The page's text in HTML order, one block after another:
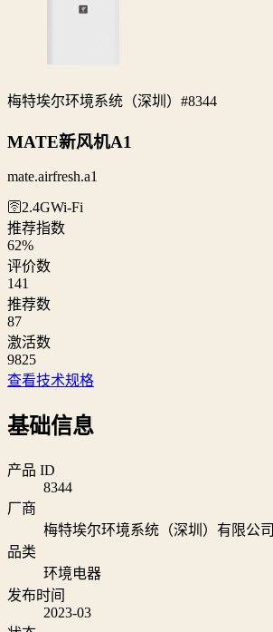
梅特埃尔环境系统（深圳） #8344
MATE新风机A1
mate.airfresh.a1
🛜2.4GWi‑Fi
推荐指数
62%
评价数
141
推荐数
87
激活数
9825
查看技术规格
基础信息
产品 ID
8344
厂商
梅特埃尔环境系统（深圳）有限公司
品类
环境电器
发布时间
2023-03